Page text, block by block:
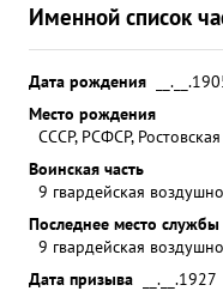
Именной список
Дата рождения
Место рождения
СССР, РСФСР,
Воинская часть
9 гвардейская
Последнее место службы
9 гвардейская
Дата призыва
__.__.1927